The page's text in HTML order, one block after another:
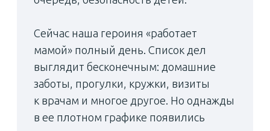
Орхан Мустафаев — мастер спорта
по вольной борьбе, экс-участник
Наставник чемпионов